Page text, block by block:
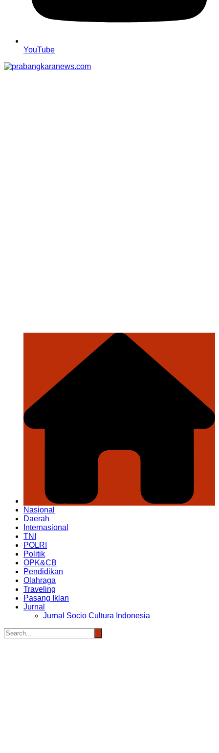
YouTube
Nasional
Daerah
Internasional
TNI
POLRI
Politik
OPK&CB
Pendidikan
Olahraga
Traveling
Pasang Iklan
Jurnal
Jurnal Socio Cultura Indonesia